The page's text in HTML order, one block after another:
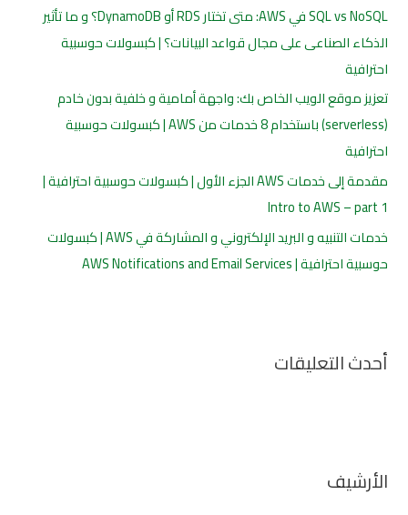
SQL vs NoSQL في AWS: متى تختار RDS أو DynamoDB؟ و ما تأثير
الذكاء الصناعى على مجال قواعد البيانات؟ | كبسولات حوسبية
احترافية
تعزيز موقع الويب الخاص بك: واجهة أمامية و خلفية بدون خادم
(serverless) باستخدام 8 خدمات من AWS | كبسولات حوسبية
احترافية
مقدمة إلى خدمات AWS الجزء الأول | كبسولات حوسبية احترافية |
Intro to AWS – part 1
خدمات التنبيه و البريد الإلكتروني و المشاركة في AWS | كبسولات
حوسبية احترافية | AWS Notifications and Email Services
أحدث التعليقات
الأرشيف